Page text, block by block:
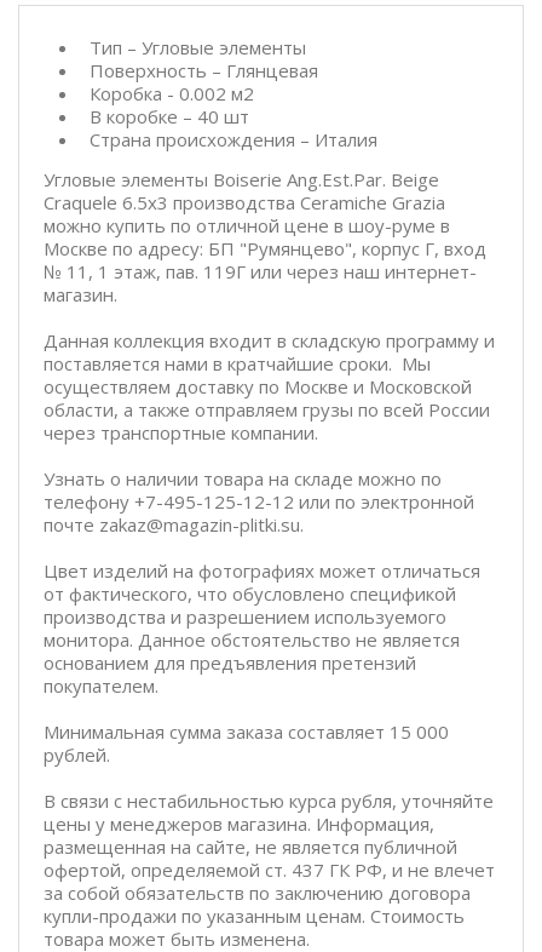
Тип – Угловые элементы
Поверхность – Глянцевая
Коробка - 0.002 м2
В коробке – 40 шт
Страна происхождения – Италия
Угловые элементы Boiserie Ang.Est.Par. Beige
Craquele 6.5x3 производства Ceramiche Grazia
можно купить по отличной цене в шоу-руме в
Москве по адресу: БП "Румянцево", корпус Г, вход
№ 11, 1 этаж, пав. 119Г или через наш интернет-
магазин.
Данная коллекция входит в складскую программу и
поставляется нами в кратчайшие сроки. Мы
осуществляем доставку по Москве и Московской
области, а также отправляем грузы по всей России
через транспортные компании.
Узнать о наличии товара на складе можно по
телефону +7-495-125-12-12 или по электронной
почте zakaz@magazin-plitki.su.
Цвет изделий на фотографиях может отличаться
от фактического, что обусловлено спецификой
производства и разрешением используемого
монитора. Данное обстоятельство не является
основанием для предъявления претензий
покупателем.
Минимальная сумма заказа составляет 15 000
рублей.
В связи с нестабильностью курса рубля, уточняйте
цены у менеджеров магазина. Информация,
размещенная на сайте, не является публичной
офертой, определяемой ст. 437 ГК РФ, и не влечет
за собой обязательств по заключению договора
купли-продажи по указанным ценам. Стоимость
товара может быть изменена.